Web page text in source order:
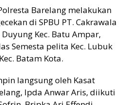
Barelang melakukan
di SPBU PT. Cakrawala
Kec. Batu Ampar,
Semesta pelita Kec. Lubuk
Batam Kota.
langsung oleh Kasat
Ipda Anwar Aris, diikuti